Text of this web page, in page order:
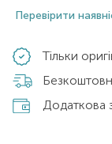
Перевірити
Тільки
Додаткова